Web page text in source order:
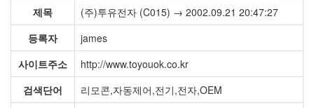
제목
(주)투유전자 (C015) → 2002.09.21 20:47:27
등록자
james
사이트주소
http://www.toyouok.co.kr
검색단어
리모콘,자동제어,전기,전자,OEM